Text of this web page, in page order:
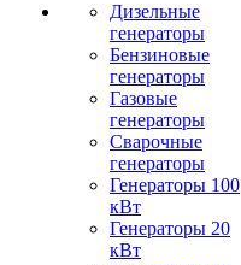
Дизельные
генераторы
Бензиновые
генераторы
Газовые
генераторы
Сварочные
генераторы
Генераторы 100
кВт
Генераторы 20
кВт